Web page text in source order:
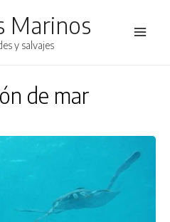
Marinos
y salvajes
de mar